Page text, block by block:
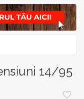
14/95